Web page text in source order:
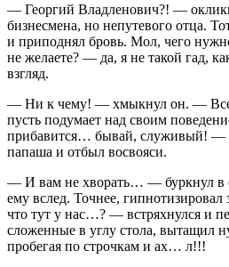
— Георгий Владленович?! —
бизнесмена, но непутевого отца.
и приподнял бровь. Мол, чего
не желаете? — да, я не такой гад,
взгляд.
— Ни к чему! — хмыкнул он. —
пусть подумает над своим
прибавится… бывай, служивый! —
папаша и отбыл восвояси.
— И вам не хворать… — буркнул в
ему вслед. Точнее,
что тут у нас…? — встряхнулся и
сложенные в углу стола, вытащил
пробегая по строчкам и ах… л!!!